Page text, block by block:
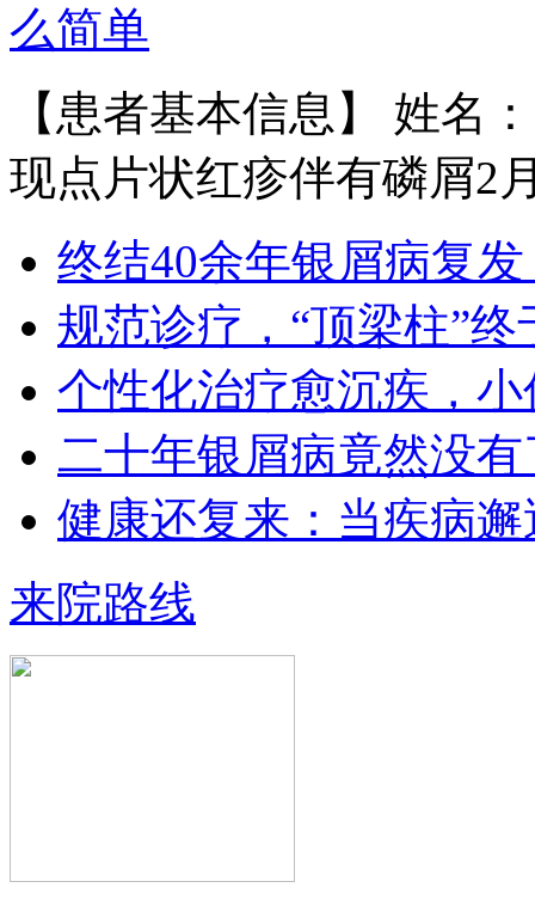
王宝旗 副主任医
专业（原博润医…【详情】
王小博 住院医师
疗与科研多年…
黄省让，男，医生。一九七六年毕业
【患者基本信息】 姓名
现点片状红疹伴有磷屑2
终结40余年银屑病复
规范诊疗，“顶梁柱”终
个性化治疗愈沉疾，小
二十年银屑病竟然没有
健康还复来：当疾病邂
来院路线